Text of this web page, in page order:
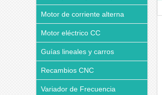
Motor de corriente alterna
Motor eléctrico CC
Guías lineales y carros
Recambios CNC
Variador de Frecuencia